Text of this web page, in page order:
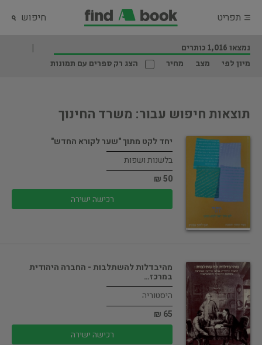
תפריט חיפוש
נמצאו 1,016 כותרים
מיון לפי
מצב מחיר הצג רק ספרים עם תמונות
תוצאות חיפוש עבור: משרד החינוך
יחד לקט מתוך "שער לקורא החדש"
בלשנות ושפות
50 ₪
רכישה ישירה
מהיבדלות להשתלבות - החברה היהודית
במרכז…
היסטוריה
65 ₪
רכישה ישירה